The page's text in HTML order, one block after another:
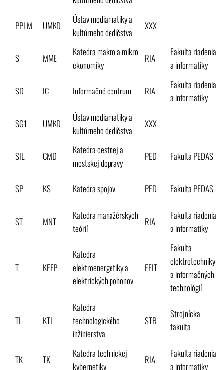
PPLM UMKD
Ústav mediamatiky a
kultúrneho dedičstva
XXX
S MME
Katedra makro a mikro
ekonomiky
RIA
Fakulta riadenia
a informatiky
SD IC Informačné centrum RIA
Fakulta riadenia
a informatiky
SG1 UMKD
Ústav mediamatiky a
kultúrneho dedičstva
XXX
SIL CMD
Katedra cestnej a
mestskej dopravy
PED Fakulta PEDAS
SP KS Katedra spojov PED Fakulta PEDAS
ST MNT
Katedra manažérskych
teórií
RIA
Fakulta riadenia
a informatiky
T KEEP
Katedra
elektroenergetiky a
elektrických pohonov
FEIT
Fakulta
elektrotechniky
a informačných
technológií
TI KTI
Katedra
technologického
inžinierstva
STR
Strojnícka
fakulta
TK TK
Katedra technickej
kybernetiky
RIA
Fakulta riadenia
a informatiky